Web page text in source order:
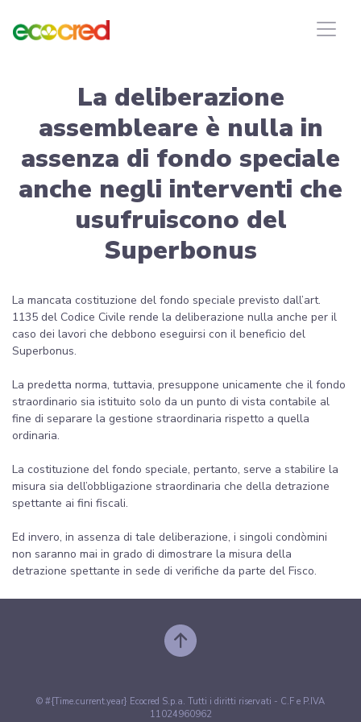
La deliberazione
assembleare è nulla in
assenza di fondo speciale
anche negli interventi che
usufruiscono del
Superbonus
La mancata costituzione del fondo speciale previsto dall’art.
1135 del Codice Civile rende la deliberazione nulla anche per il
caso dei lavori che debbono eseguirsi con il beneficio del
Superbonus.
La predetta norma, tuttavia, presuppone unicamente che il fondo
straordinario sia istituito solo da un punto di vista contabile al
fine di separare la gestione straordinaria rispetto a quella
ordinaria.
La costituzione del fondo speciale, pertanto, serve a stabilire la
misura sia dell’obbligazione straordinaria che della detrazione
spettante ai fini fiscali.
Ed invero, in assenza di tale deliberazione, i singoli condòmini
non saranno mai in grado di dimostrare la misura della
detrazione spettante in sede di verifiche da parte del Fisco.
© #{Time.current.year} Ecocred S.p.a. Tutti i diritti riservati - C.F e P.IVA
11024960962